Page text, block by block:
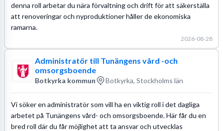
denna roll arbetar du nära förvaltning och drift för att säkerställa
att renoveringar och nyproduktioner håller de ekonomiska
ramarna.
2026-08-28
Administratör till Tunängens vård -och
omsorgsboende
Botkyrka kommun Botkyrka, Stockholms län
Vi söker en administratör som vill ha en viktig roll i det dagliga
arbetet på Tunängens vård- och omsorgsboende. Här får du en
bred roll där du får möjlighet att ta ansvar och utvecklas